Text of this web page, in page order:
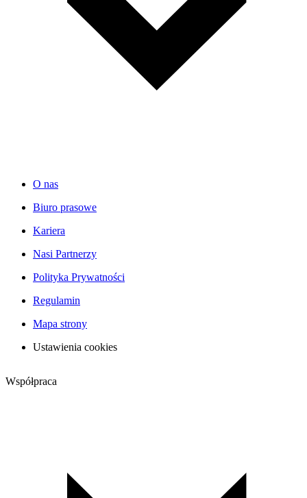
O nas
Biuro prasowe
Kariera
Nasi Partnerzy
Polityka Prywatności
Regulamin
Mapa strony
Ustawienia cookies
Współpraca